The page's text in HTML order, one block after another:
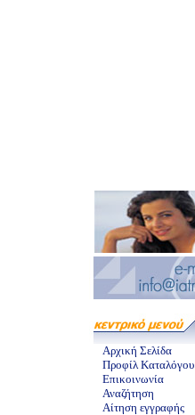
Αρχική Σελίδα
Προφίλ Καταλόγου
Επικοινωνία
Αναζήτηση
Αίτηση εγγραφής